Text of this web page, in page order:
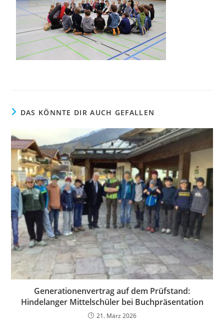
DAS KÖNNTE DIR AUCH GEFALLEN
Generationenvertrag auf dem Prüfstand:
Hindelanger Mittelschüler bei Buchpräsentation
21. März 2026